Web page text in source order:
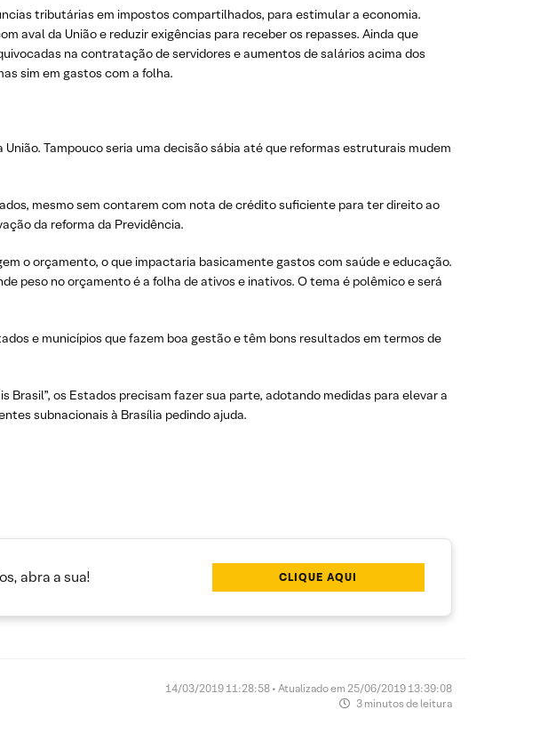
tributárias em impostos compartilhados, para estimular a economia.
aval da União e reduzir exigências para receber os repasses. Ainda que
na contratação de servidores e aumentos de salários acima dos
sim em gastos com a folha.
Tampouco seria uma decisão sábia até que reformas estruturais mudem
mesmo sem contarem com nota de crédito suficiente para ter direito ao
da reforma da Previdência.
o orçamento, o que impactaria basicamente gastos com saúde e educação.
peso no orçamento é a folha de ativos e inativos. O tema é polêmico e será
e municípios que fazem boa gestão e têm bons resultados em termos de
Brasil”, os Estados precisam fazer sua parte, adotando medidas para elevar a
subnacionais à Brasília pedindo ajuda.
abra a sua! CLIQUE AQUI
14/03/2019 11:28:58 • Atualizado em 25/06/2019 13:39:08
3 minutos de leitura